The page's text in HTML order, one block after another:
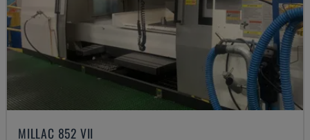
MILLAC 852 VII